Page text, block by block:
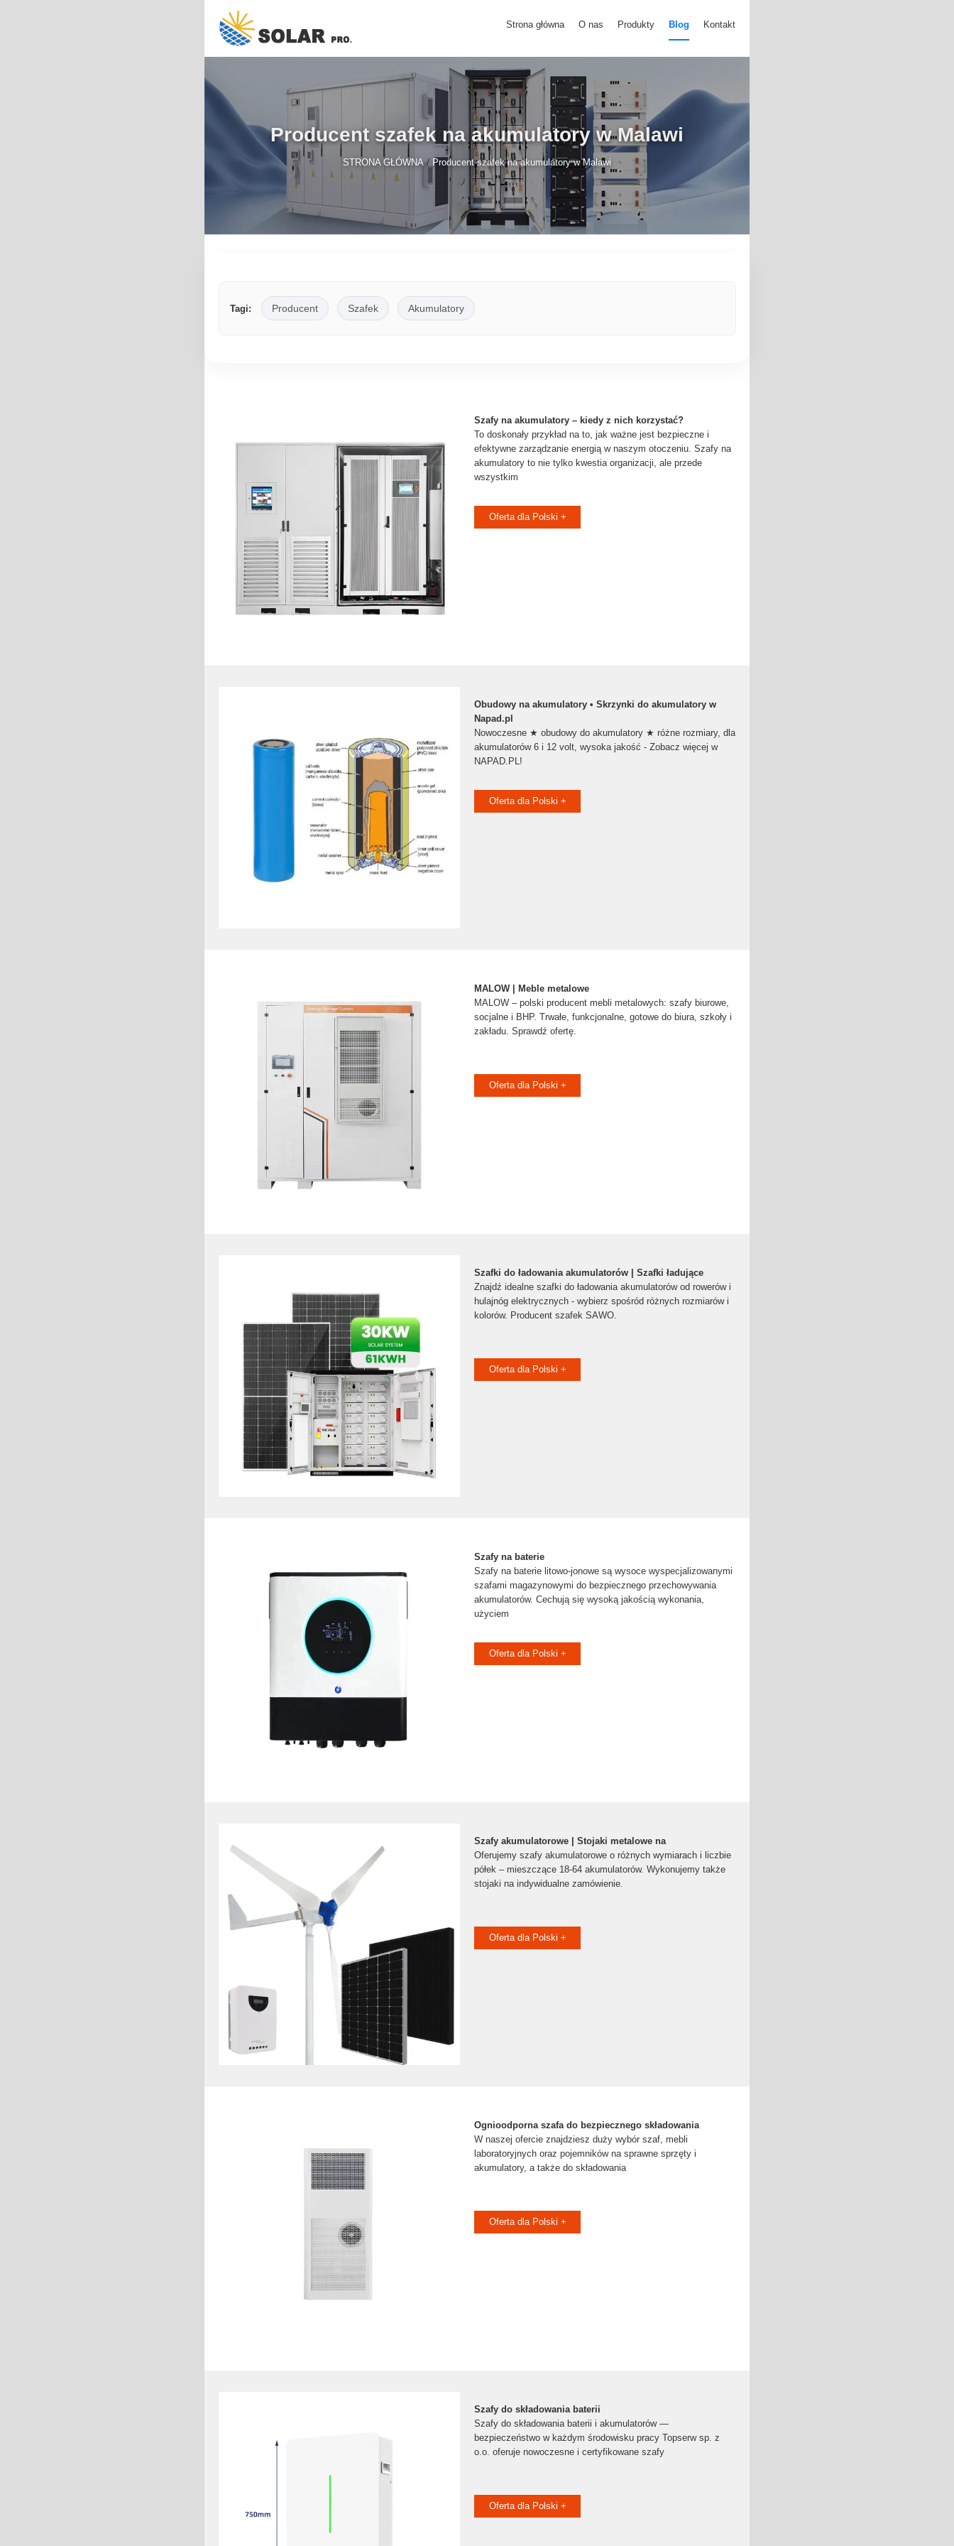
Strona główna O nas Produkty Blog Kontakt
Producent szafek na akumulatory w Malawi
STRONA GŁÓWNA/ Producent szafek na akumulatory w Malawi
Tagi: Producent Szafek Akumulatory
Szafy na akumulatory – kiedy z nich korzystać?
To doskonały przykład na to, jak ważne jest bezpieczne i
efektywne zarządzanie energią w naszym otoczeniu. Szafy na
akumulatory to nie tylko kwestia organizacji, ale przede
wszystkim
Oferta dla Polski +
Obudowy na akumulatory • Skrzynki do akumulatory w
Napad.pl
Nowoczesne ★ obudowy do akumulatory ★ różne rozmiary, dla
akumulatorów 6 i 12 volt, wysoka jakość - Zobacz więcej w
NAPAD.PL!
Oferta dla Polski +
MALOW | Meble metalowe
MALOW – polski producent mebli metalowych: szafy biurowe,
socjalne i BHP. Trwałe, funkcjonalne, gotowe do biura, szkoły i
zakładu. Sprawdź ofertę.
Oferta dla Polski +
Szafki do ładowania akumulatorów | Szafki ładujące
Znajdź idealne szafki do ładowania akumulatorów od rowerów i
hulajnóg elektrycznych - wybierz spośród różnych rozmiarów i
kolorów. Producent szafek SAWO.
Oferta dla Polski +
Szafy na baterie
Szafy na baterie litowo-jonowe są wysoce wyspecjalizowanymi
szafami magazynowymi do bezpiecznego przechowywania
akumulatorów. Cechują się wysoką jakością wykonania,
użyciem
Oferta dla Polski +
Szafy akumulatorowe | Stojaki metalowe na
Oferujemy szafy akumulatorowe o różnych wymiarach i liczbie
półek – mieszczące 18-64 akumulatorów. Wykonujemy także
stojaki na indywidualne zamówienie.
Oferta dla Polski +
Ognioodporna szafa do bezpiecznego składowania
W naszej ofercie znajdziesz duży wybór szaf, mebli
laboratoryjnych oraz pojemników na sprawne sprzęty i
akumulatory, a także do składowania
Oferta dla Polski +
Szafy do składowania baterii
Szafy do składowania baterii i akumulatorów —
bezpieczeństwo w każdym środowisku pracy Topserw sp. z
o.o. oferuje nowoczesne i certyfikowane szafy
Oferta dla Polski +